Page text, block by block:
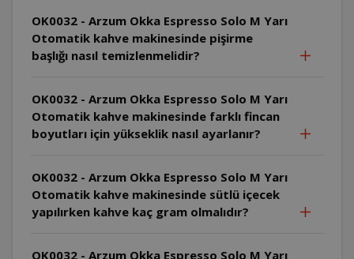
OK0032 - Arzum Okka Espresso Solo M Yarı
Otomatik kahve makinesinde pişirme
başlığı nasıl temizlenmelidir?
OK0032 - Arzum Okka Espresso Solo M Yarı
Otomatik kahve makinesinde farklı fincan
boyutları için yükseklik nasıl ayarlanır?
OK0032 - Arzum Okka Espresso Solo M Yarı
Otomatik kahve makinesinde sütlü içecek
yapılırken kahve kaç gram olmalıdır?
OK0032 - Arzum Okka Espresso Solo M Yarı